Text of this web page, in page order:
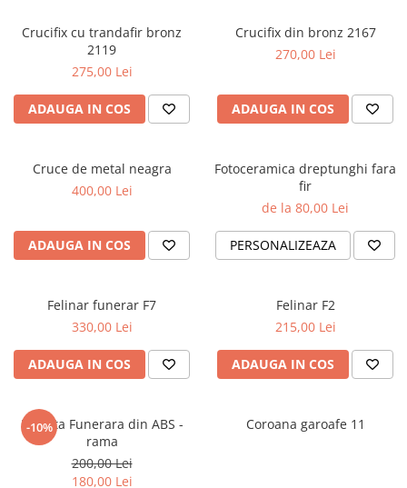
Crucifix cu trandafir bronz
2119
275,00 Lei
ADAUGA IN COS
Crucifix din bronz 2167
270,00 Lei
ADAUGA IN COS
Cruce de metal neagra
400,00 Lei
ADAUGA IN COS
Fotoceramica dreptunghi fara
fir
de la 80,00 Lei
PERSONALIZEAZA
Felinar funerar F7
330,00 Lei
ADAUGA IN COS
Felinar F2
215,00 Lei
ADAUGA IN COS
-10%
Placuta Funerara din ABS -
rama
200,00 Lei
180,00 Lei
Coroana garoafe 11